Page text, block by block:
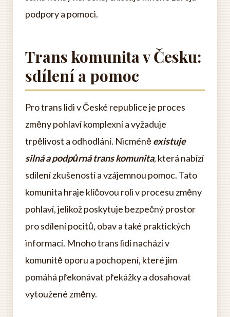
podpory a pomoci.
Trans komunita v Česku:
sdílení a pomoc
Pro trans lidi v České republice je proces
změny pohlaví komplexní a vyžaduje
trpělivost a odhodlání. Nicméněexistuje
silná a podpůrná trans komunita, která nabízí
sdílení zkušeností a vzájemnou pomoc. Tato
komunita hraje klíčovou roli v procesu změny
pohlaví, jelikož poskytuje bezpečný prostor
pro sdílení pocitů, obav a také praktických
informací. Mnoho trans lidí nachází v
komunitě oporu a pochopení, které jim
pomáhá překonávat překážky a dosahovat
vytoužené změny.